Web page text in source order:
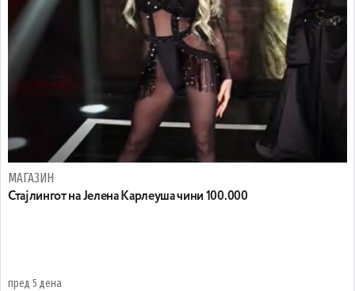
МАГАЗИН
Стајлингот на Јелена Карлеуша чини 100.000
пред 5 дена